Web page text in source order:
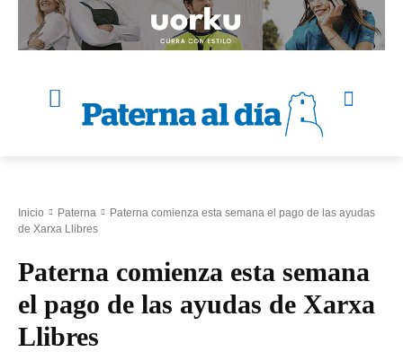
Inicio Paterna
Paterna comienza esta semana el pago de las ayudas
de Xarxa Llibres
Paterna comienza esta semana
el pago de las ayudas de Xarxa
Llibres